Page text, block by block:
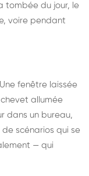
tombée du jour, le
voire pendant
fenêtre laissée
allumée
dans un bureau,
scénarios qui se
— qui